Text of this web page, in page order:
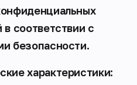
соответствии с
безопасности.
характеристики: